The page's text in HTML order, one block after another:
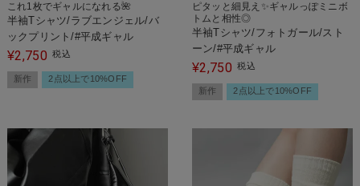
これ1枚でギャルになれる🌺
半袖Tシャツ/ラブエンジェル/バ
ックプリント/#平成ギャル
¥2,750 税込
新作 2点以上で10%OFF
ピタッと細見え✨ギャルっぽミニボ
トムと相性◎
半袖Tシャツ/フォトガール/スト
ーン/#平成ギャル
¥2,750 税込
新作 2点以上で10%OFF